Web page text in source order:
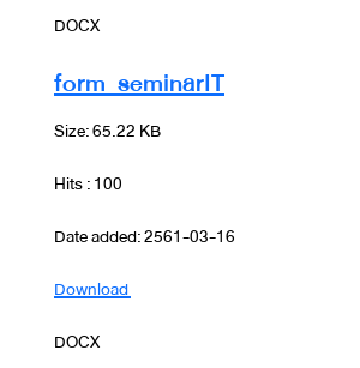
DOCX
form_seminarIT
Size: 65.22 KB
Hits : 100
Date added: 2561-03-16
Download
DOCX